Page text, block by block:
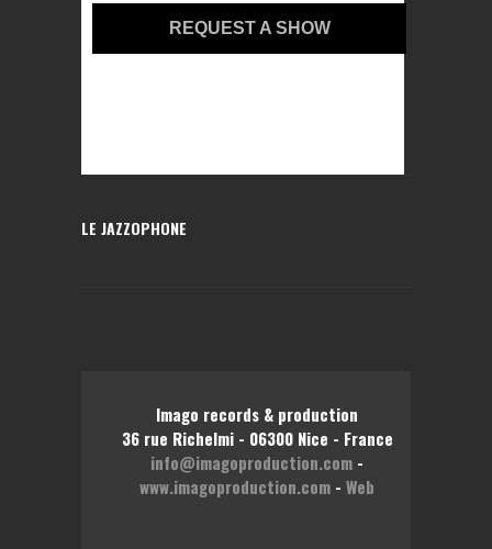
REQUEST A SHOW
LE JAZZOPHONE
Imago records & production
36 rue Richelmi - 06300 Nice - France
info@imagoproduction.com -
www.imagoproduction.com - Web